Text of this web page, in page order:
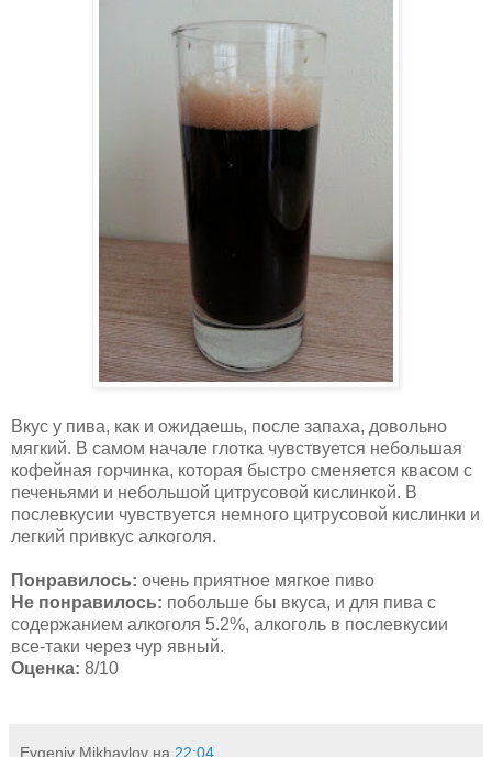
Вкус у пива, как и ожидаешь, после запаха, довольно
мягкий. В самом начале глотка чувствуется небольшая
кофейная горчинка, которая быстро сменяется квасом с
печеньями и небольшой цитрусовой кислинкой. В
послевкусии чувствуется немного цитрусовой кислинки и
легкий привкус алкоголя.
Понравилось: очень приятное мягкое пиво
Не понравилось: побольше бы вкуса, и для пива с
содержанием алкоголя 5.2%, алкоголь в послевкусии
все-таки через чур явный.
Оценка: 8/10
Evgeniy Mikhaylov на 22:04